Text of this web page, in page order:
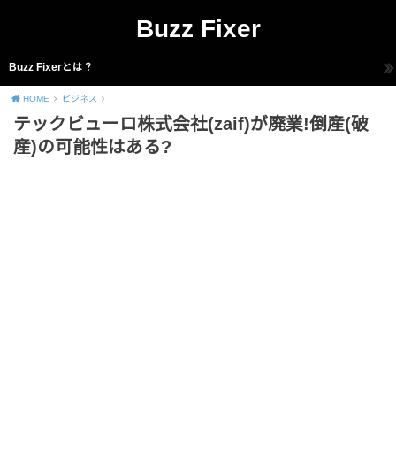
Buzz Fixer
Buzz Fixerとは？
HOME ビジネス
テックビューロ株式会社(zaif)が廃業!倒産(破
産)の可能性はある?